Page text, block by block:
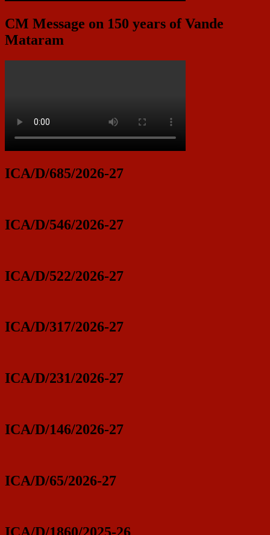
CM Message on 150 years of Vande
Mataram
ICA/D/685/2026-27
ICA/D/546/2026-27
ICA/D/522/2026-27
ICA/D/317/2026-27
ICA/D/231/2026-27
ICA/D/146/2026-27
ICA/D/65/2026-27
ICA/D/1860/2025-26